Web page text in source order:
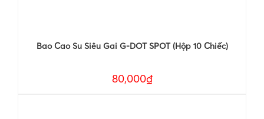
Bao Cao Su Siêu Gai G-DOT SPOT (Hộp 10 Chiếc)
80,000₫